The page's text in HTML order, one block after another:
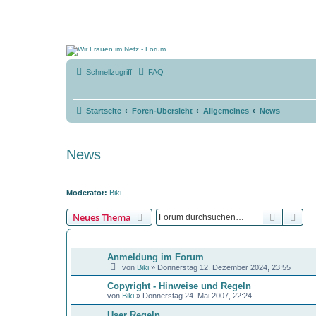
Schnellzugriff FAQ
Startseite Foren-Übersicht Allgemeines News
News
Moderator: Biki
Neues Thema Suche
Anmeldung im Forum
von Biki» Donnerstag 12. Dezember 2024, 23:55
Copyright - Hinweise und Regeln
von Biki» Donnerstag 24. Mai 2007, 22:24